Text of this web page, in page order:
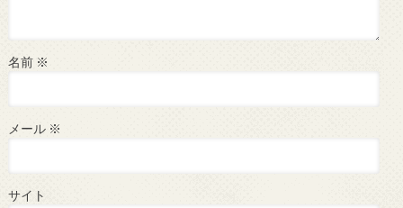
名前 ※
メール ※
サイト